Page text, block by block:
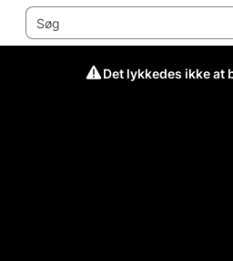
Det lykkedes ikke